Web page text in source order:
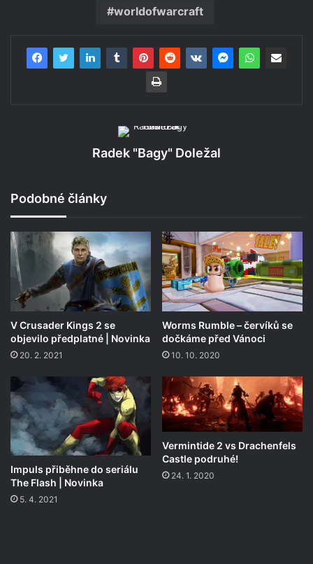
worldofwarcraft
Radek "Bagy" Doležal
Podobné články
V Crusader Kings 2 se
objevilo předplatné | Novinka
20. 2. 2021
Worms Rumble – červíků se
dočkáme před Vánoci
10. 10. 2020
Impuls přiběhne do seriálu
The Flash | Novinka
5. 4. 2021
Vermintide 2 vs Drachenfels
Castle podruhé!
24. 1. 2020